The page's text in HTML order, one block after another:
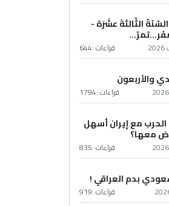
الثّالثةَ عشَرَة -
قراءات :644
والأربعون
قراءات :1794
الحرب مع إيران أسهل
معها؟
قراءات :835
بدم العراقي !
قراءات :919